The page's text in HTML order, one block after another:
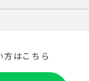
はこちら